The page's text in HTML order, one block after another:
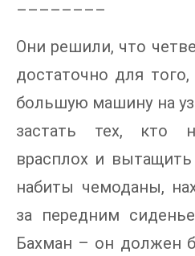
––––––––
Они решили, что
достаточно для
большую машину на
застать тех, кто
врасплох и
набиты чемоданы,
за передним
Бахман – он должен